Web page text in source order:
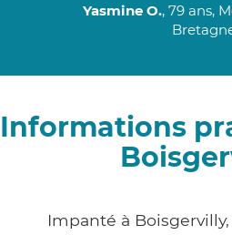
Yasmine O., 79 ans,
Informations
Impanté à